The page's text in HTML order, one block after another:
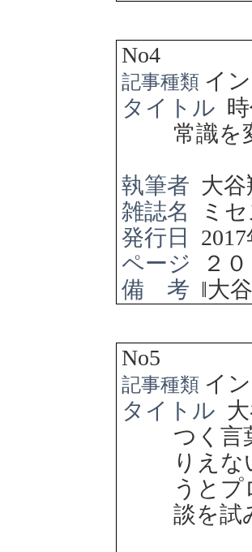
No4
記事種類 イ
タイトル
常識を
執筆者 大
雑誌名
ミ
発行日
2017
ページ
２
備 考 ‖大
No5
記事種類 イ
タイトル
つく言
りえ
うと
談を試